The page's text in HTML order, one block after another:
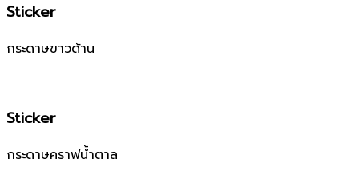
Sticker
กระดาษขาวด้าน
Sticker
กระดาษคราฟน้ำตาล